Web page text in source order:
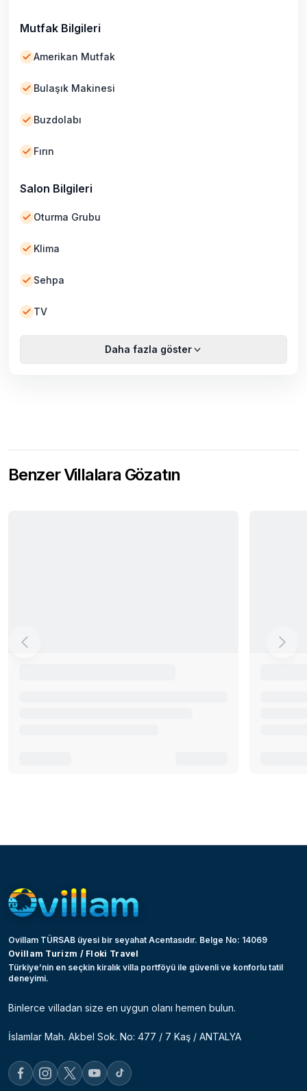
Mutfak Bilgileri
Amerikan Mutfak
Bulaşık Makinesi
Buzdolabı
Fırın
Salon Bilgileri
Oturma Grubu
Klima
Sehpa
TV
Daha fazla göster
Benzer Villalara Gözatın
Ovillam TÜRSAB üyesi bir seyahat Acentasıdır. Belge No: 14069
Ovillam Turizm / Floki Travel
Türkiye’nin en seçkin kiralık villa portföyü ile güvenli ve konforlu tatil
deneyimi.
Binlerce villadan size en uygun olanı hemen bulun.
İslamlar Mah. Akbel Sok. No: 477 / 7 Kaş / ANTALYA